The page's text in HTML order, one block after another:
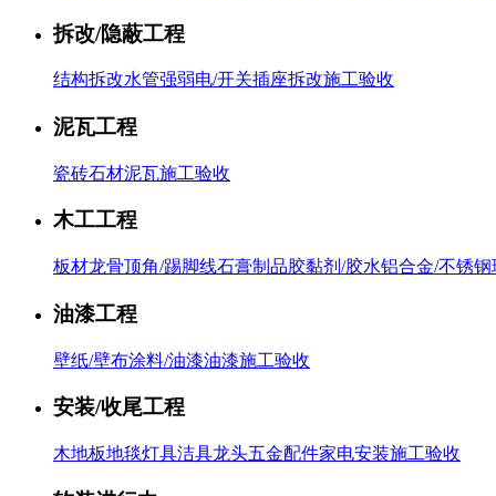
拆改/隐蔽工程
结构拆改水管强弱电/开关插座拆改施工验收
泥瓦工程
瓷砖石材泥瓦施工验收
木工工程
板材龙骨顶角/踢脚线石膏制品胶黏剂/胶水铝合金/不锈钢
油漆工程
壁纸/壁布涂料/油漆油漆施工验收
安装/收尾工程
木地板地毯灯具洁具龙头五金配件家电安装施工验收